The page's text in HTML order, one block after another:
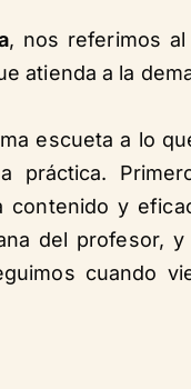
, nos referimos
atienda a la
escueta a lo
práctica.
y
del profesor,
cuando